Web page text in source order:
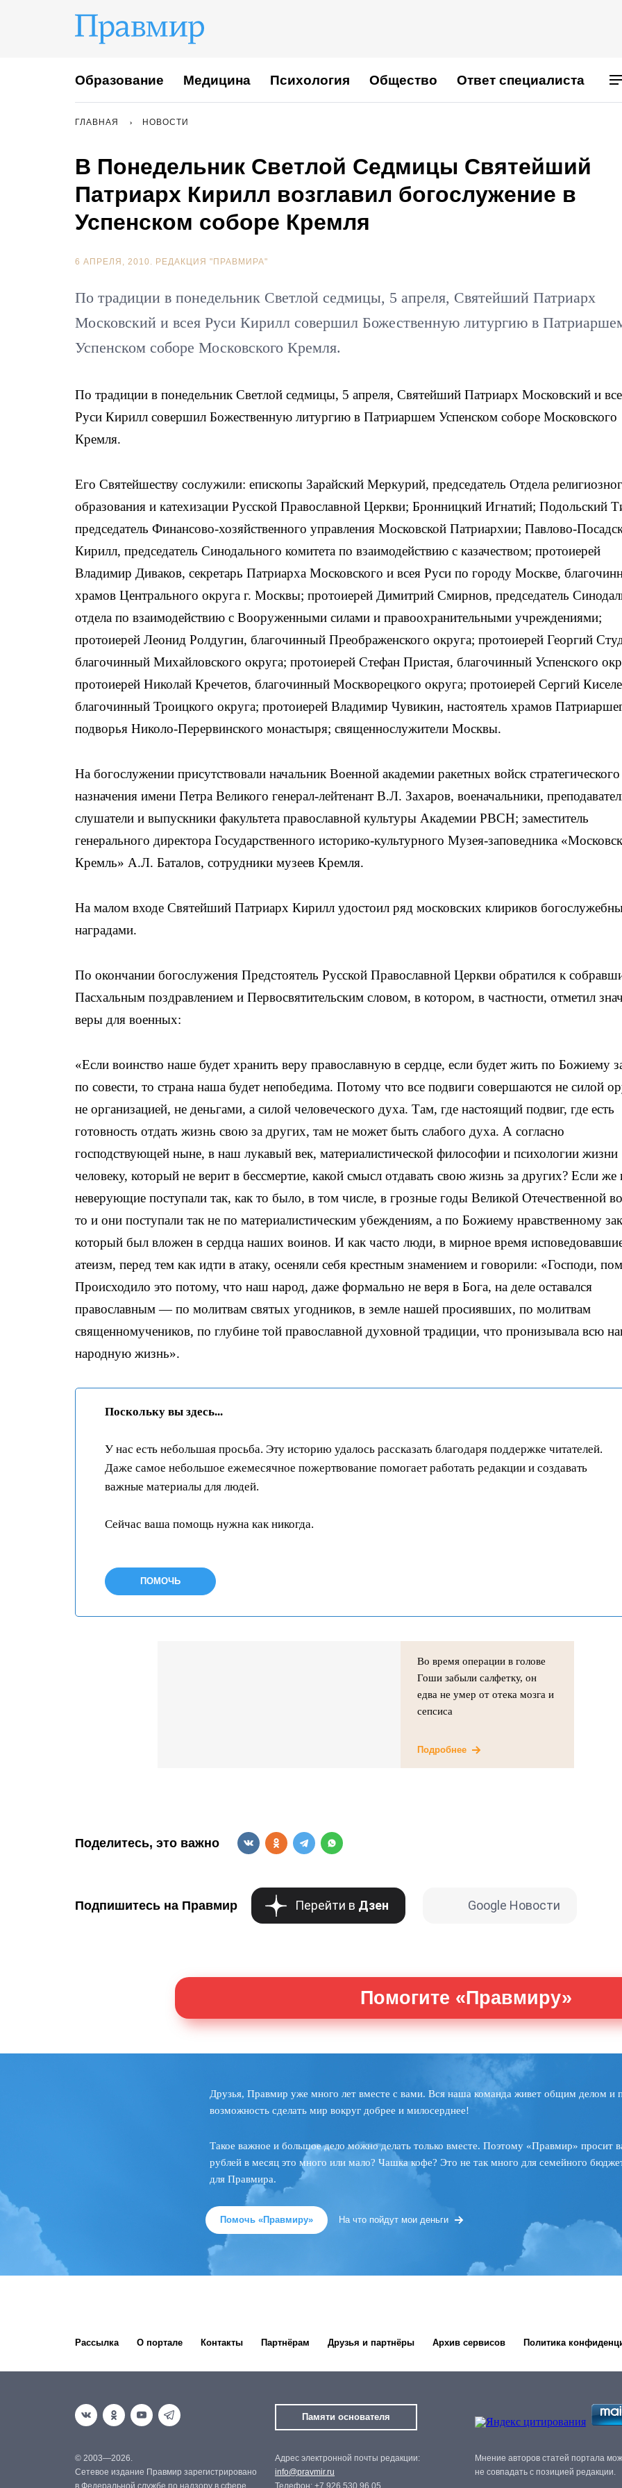
Образование Медицина Психология Общество Ответ специалиста
ГЛАВНАЯ НОВОСТИ
В Понедельник Светлой Седмицы Святейший
Патриарх Кирилл возглавил богослужение в
Успенском соборе Кремля
6 АПРЕЛЯ, 2010. РЕДАКЦИЯ "ПРАВМИРА"
По традиции в понедельник Светлой седмицы, 5 апреля, Святейший Патриарх
Московский и всея Руси Кирилл совершил Божественную литургию в
Успенском соборе Московского Кремля.
По традиции в понедельник Светлой седмицы, 5 апреля, Святейший Патриарх Московский и
Руси Кирилл совершил Божественную литургию в Патриаршем Успенском соборе Московского
Кремля.
Его Святейшеству сослужили: епископы Зарайский Меркурий, председатель Отдела
образования и катехизации Русской Православной Церкви; Бронницкий Игнатий; Подольский
председатель Финансово-хозяйственного управления Московской Патриархии; Павлово-
Кирилл, председатель Синодального комитета по взаимодействию с казачеством; протоиерей
Владимир Диваков, секретарь Патриарха Московского и всея Руси по городу Москве,
храмов Центрального округа г. Москвы; протоиерей Димитрий Смирнов, председатель
отдела по взаимодействию с Вооруженными силами и правоохранительными учреждениями;
протоиерей Леонид Ролдугин, благочинный Преображенского округа; протоиерей Георгий
благочинный Михайловского округа; протоиерей Стефан Пристая, благочинный Успенского
протоиерей Николай Кречетов, благочинный Москворецкого округа; протоиерей Сергий
благочинный Троицкого округа; протоиерей Владимир Чувикин, настоятель храмов
подворья Николо-Перервинского монастыря; священнослужители Москвы.
На богослужении присутствовали начальник Военной академии ракетных войск стратегического
назначения имени Петра Великого генерал-лейтенант В.Л. Захаров, военачальники,
слушатели и выпускники факультета православной культуры Академии РВСН; заместитель
генерального директора Государственного историко-культурного Музея-заповедника
Кремль» А.Л. Баталов, сотрудники музеев Кремля.
На малом входе Святейший Патриарх Кирилл удостоил ряд московских клириков
наградами.
По окончании богослужения Предстоятель Русской Православной Церкви обратился к
Пасхальным поздравлением и Первосвятительским словом, в котором, в частности, отметил
веры для военных:
«Если воинство наше будет хранить веру православную в сердце, если будет жить по Божиему
по совести, то страна наша будет непобедима. Потому что все подвиги совершаются не силой
не организацией, не деньгами, а силой человеческого духа. Там, где настоящий подвиг, где есть
готовность отдать жизнь свою за других, там не может быть слабого духа. А согласно
господствующей ныне, в наш лукавый век, материалистической философии и психологии жизни
человеку, который не верит в бессмертие, какой смысл отдавать свою жизнь за других? Если же
неверующие поступали так, как то было, в том числе, в грозные годы Великой Отечественной
то и они поступали так не по материалистическим убеждениям, а по Божиему нравственному
который был вложен в сердца наших воинов. И как часто люди, в мирное время
атеизм, перед тем как идти в атаку, осеняли себя крестным знамением и говорили: «Господи,
Происходило это потому, что наш народ, даже формально не веря в Бога, на деле оставался
православным — по молитвам святых угодников, в земле нашей просиявших, по молитвам
священномучеников, по глубине той православной духовной традиции, что пронизывала всю
народную жизнь».
Поскольку вы здесь...
У нас есть небольшая просьба. Эту историю удалось рассказать благодаря поддержке читателей.
Даже самое небольшое ежемесячное пожертвование помогает работать редакции и создавать
важные материалы для людей.
Сейчас ваша помощь нужна как никогда.
ПОМОЧЬ
Во время операции в голове
Гоши забыли салфетку, он
едва не умер от отека мозга и
сепсиса
Подробнее
Поделитесь, это важно
Подпишитесь на Правмир Перейти в Дзен Google Новости
Помогите «Правмиру»
Друзья, Правмир уже много лет вместе с вами. Вся наша команда живет общим делом и
возможность сделать мир вокруг добрее и милосерднее!
Такое важное и большое дело можно делать только вместе. Поэтому «Правмир» просит
рублей в месяц это много или мало? Чашка кофе? Это не так много для семейного
для Правмира.
Помочь «Правмиру» На что пойдут мои деньги
Рассылка О портале Контакты Партнёрам Друзья и партнёры Архив сервисов Политика
Памяти основателя
© 2003—2026.
Сетевое издание Правмир зарегистрировано
в Федеральной службе по надзору в сфере
Адрес электронной почты редакции:
info@pravmir.ru
Телефон: +7 926 530 96 05
Мнение авторов статей портала
не совпадать с позицией редакции.